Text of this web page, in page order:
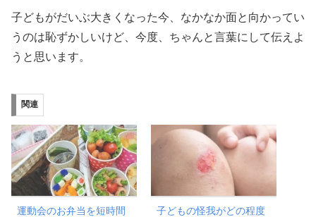
子どもがだいぶ大きくなった今、なかなか面と向かってい
うのは恥ずかしいけど、今度、ちゃんと言葉にして伝えよ
うと思います。
関連
運動会のお弁当を短時間
子どもの怪我がどの程度